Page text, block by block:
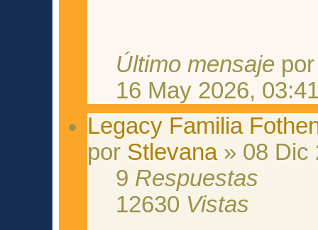
Último mensaje
16 May 2026,
Legacy Familia
por Stlevana» 08 Dic
9 Respuestas
12630 Vistas